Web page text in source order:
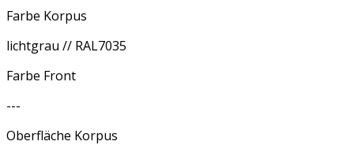
Farbe Korpus
lichtgrau // RAL7035
Farbe Front
---
Oberfläche Korpus